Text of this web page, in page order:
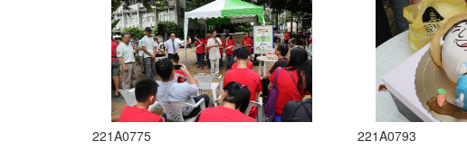
221A0775 221A0793